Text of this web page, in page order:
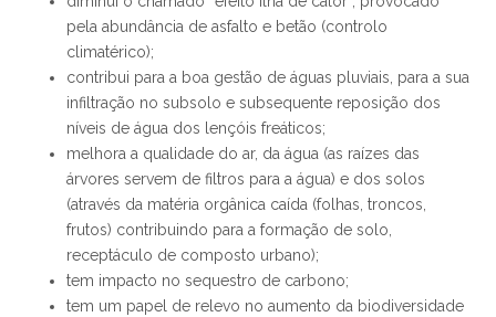
pela abundância de asfalto e betão (controlo
climatérico);
contribui para a boa gestão de águas pluviais, para a sua
infiltração no subsolo e subsequente reposição dos
níveis de água dos lençóis freáticos;
melhora a qualidade do ar, da água (as raízes das
árvores servem de filtros para a água) e dos solos
(através da matéria orgânica caída (folhas, troncos,
frutos) contribuindo para a formação de solo,
receptáculo de composto urbano);
tem impacto no sequestro de carbono;
tem um papel de relevo no aumento da biodiversidade